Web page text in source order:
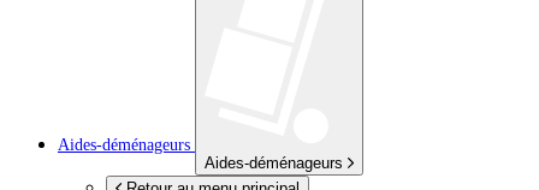
Aides-déménageurs
Aides-déménageurs